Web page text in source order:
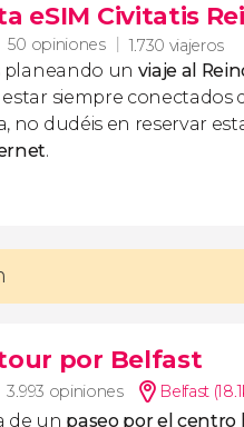
eSIM Civitatis
50 opiniones 1.730 viajeros
planeando un viaje al
estar siempre conectados
no dudéis en reservar
.
por Belfast
3.993 opiniones Belfast
de un paseo por el centro